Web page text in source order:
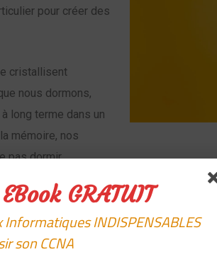
pour créer des
cristallisent
nous dormons,
long terme dans un
mémoire, nos
pas dormir
d’autres affections
GRATUIT
INDISPENSABLES
son CCNA